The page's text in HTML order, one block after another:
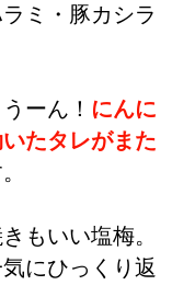
ミ・豚カシラ
ーん！ にんに
たタレがまた
もいい塩梅。
にひっくり返